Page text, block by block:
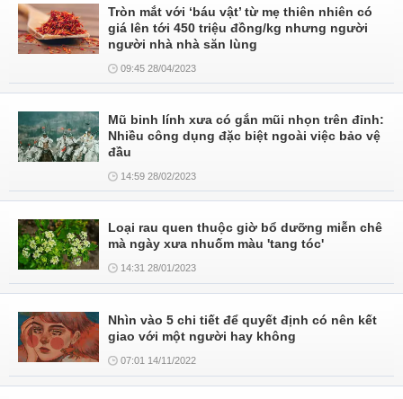
Tròn mắt với ‘báu vật’ từ mẹ thiên nhiên có
giá lên tới 450 triệu đồng/kg nhưng người
người nhà nhà săn lùng
09:45 28/04/2023
Mũ binh lính xưa có gắn mũi nhọn trên đỉnh:
Nhiều công dụng đặc biệt ngoài việc bảo vệ
đầu
14:59 28/02/2023
Loại rau quen thuộc giờ bổ dưỡng miễn chê
mà ngày xưa nhuốm màu 'tang tóc'
14:31 28/01/2023
Nhìn vào 5 chi tiết để quyết định có nên kết
giao với một người hay không
07:01 14/11/2022